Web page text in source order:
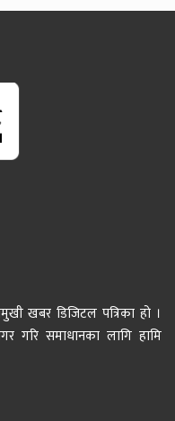
खबर डिजिटल पत्रिका हो ।
गरि समाधानका लागि हामि